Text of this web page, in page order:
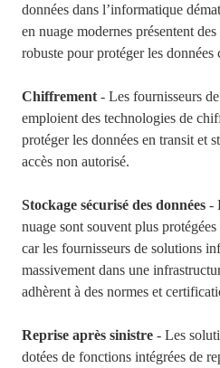
données dans l’informatique
en nuage modernes présentent
robuste pour protéger les données
Chiffrement - Les fournisseurs
emploient des technologies de
protéger les données en transit et
accès non autorisé.
Stockage sécurisé des données -
nuage sont souvent plus
car les fournisseurs de solutions
massivement dans une
adhèrent à des normes et
Reprise après sinistre - Les
dotées de fonctions intégrées de